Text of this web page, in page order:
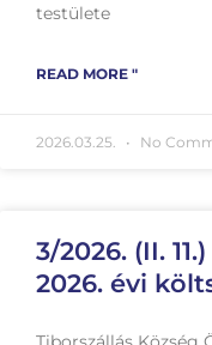
testülete
READ MORE "
2026.03.25. No
3/2026. (II.
2026. évi